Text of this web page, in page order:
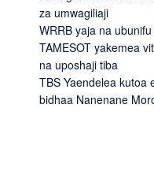
za umwagiliaji
WRRB yaja na
TAMESOT yakemea
na uposhaji tiba
TBS Yaendelea kutoa
bidhaa Nanenane